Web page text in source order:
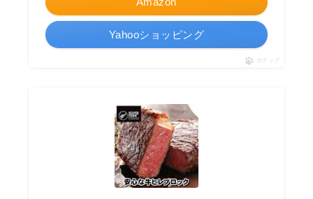
Yahooショッピング
ポチップ